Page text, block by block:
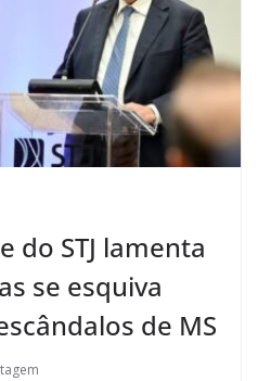
do STJ lamenta
se esquiva
de MS